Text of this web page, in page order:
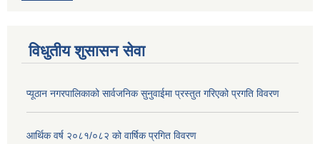
विधुतीय शुसासन सेवा
प्यूठान नगरपालिकाको सार्वजनिक सुनुवाईमा प्रस्तुत गरिएको प्रगति विवरण
आर्थिक वर्ष २०८१/०८२ को वार्षिक प्रगित विवरण